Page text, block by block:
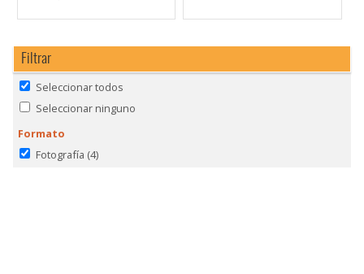
Filtrar
Seleccionar todos
Seleccionar ninguno
Formato
Fotografía (4)